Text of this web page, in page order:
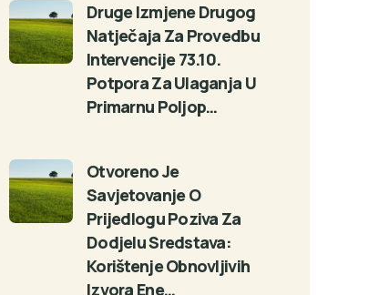
Druge Izmjene Drugog
Natječaja Za Provedbu
Intervencije 73.10.
Potpora Za Ulaganja U
Primarnu Poljop…
Otvoreno Je
Savjetovanje O
Prijedlogu Poziva Za
Dodjelu Sredstava:
Korištenje Obnovljivih
Izvora Ene…